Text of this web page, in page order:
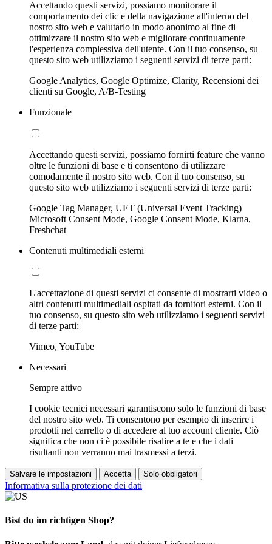
Accettando questi servizi, possiamo monitorare il
comportamento dei clic e della navigazione all'interno del
nostro sito web e valutarlo in modo anonimo al fine di
ottimizzare il nostro sito web e migliorare continuamente
l'esperienza complessiva dell'utente. Con il tuo consenso, su
questo sito web utilizziamo i seguenti servizi di terze parti:
Google Analytics, Google Optimize, Clarity, Recensioni dei
clienti su Google, A/B-Testing
Funzionale
Accettando questi servizi, possiamo fornirti feature che vanno
oltre le funzioni di base e ti consentono di utilizzare
comodamente il nostro sito web. Con il tuo consenso, su
questo sito web utilizziamo i seguenti servizi di terze parti:
Google Tag Manager, UET (Universal Event Tracking)
Microsoft Consent Mode, Google Consent Mode, Klarna,
Freshchat
Contenuti multimediali esterni
L'accettazione di questi servizi ci consente di mostrarti video o
altri contenuti multimediali ospitati da fornitori esterni. Con il
tuo consenso, su questo sito web utilizziamo i seguenti servizi
di terze parti:
Vimeo, YouTube
Necessari
Sempre attivo
I cookie tecnici necessari garantiscono solo le funzioni di base
del nostro sito web. Ti consentono per esempio di inserire i
prodotti nel carrello o di accedere al tuo account cliente. Ciò
significa che non ci è possibile risalire a te e che i dati
risultanti non verranno mai trasmessi a terzi.
Salvare le impostazioni Accetta Solo obbligatori
Informativa sulla protezione dei dati
Bist du im richtigen Shop?